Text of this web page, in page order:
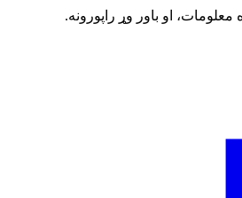
او باور وړ راپورونه.